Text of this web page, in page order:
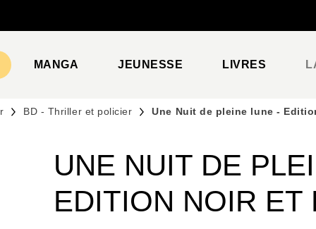
MANGA JEUNESSE LIVRES
BD - Thriller et policier Une Nuit de pleine lune -
UNE NUIT DE
EDITION NOIR ET